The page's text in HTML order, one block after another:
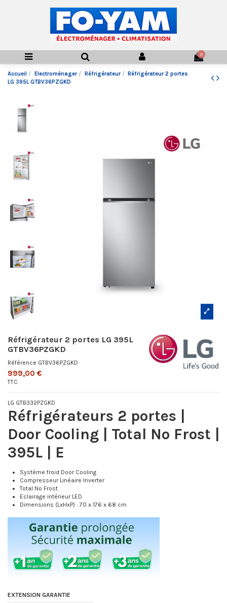
0
Accueil Electroménager Réfrigérateur
Réfrigérateur 2 portes
LG 395L GTBV36PZGKD
Réfrigérateur 2 portes LG 395L
GTBV36PZGKD
Référence GTBV36PZGKD
999,00 €
TTC
LG GTB332PZGKD
Réfrigérateurs 2 portes |
Door Cooling | Total No Frost |
395L | E
Système froid Door Cooling
Compresseur Linéaire Inverter
Total No Frost
Eclairage intérieur LED
Dimensions (LxHxP) : 70 x 176 x 68 cm
EXTENSION GARANTIE